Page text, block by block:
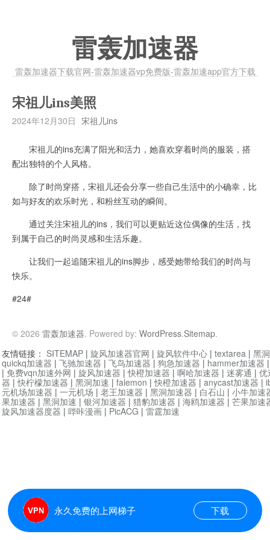
雷轰加速器
雷轰加速器下载官网-雷轰加速器vp免费版-雷轰加速app官方下载
宋祖儿ins美照
2024年12月30日 宋祖儿ins
宋祖儿的ins充满了阳光和活力，她喜欢穿着时尚的服装，搭
配出独特的个人风格。
除了时尚穿搭，宋祖儿还会分享一些自己生活中的小确幸，比
如与好友的欢乐时光，和粉丝互动的瞬间。
通过关注宋祖儿的ins，我们可以更贴近这位偶像的生活，找
到属于自己的时尚灵感和生活乐趣。
让我们一起追随宋祖儿的ins脚步，感受她带给我们的时尚与
快乐。
#24#
© 2026 雷轰加速器. Powered by: WordPress.Sitemap.
永久免费的上网梯子 下载
友情链接： SITEMAP | 旋风加速器官网 | 旋风软件中心 | textarea | 黑
quickq加速器 | 飞驰加速器 | 飞鸟加速器 | 狗急加速器 | hammer加速器
| 免费vqn加速外网 | 旋风加速器 |快橙加速器 | 啊哈加速器 | 迷雾通 | 优
器 |快柠檬加速器 | 黑洞加速 | falemon |快橙加速器 | anycast加速器 |
元机场加速器 | 一元机场 | 老王加速器 | 黑洞加速器 | 白石山 | 小牛加速
果加速器 | 黑洞加速 | 银河加速器 | 猎豹加速器 | 海鸥加速器 | 芒果加速
旋风加速器度器 | 哔咔漫画 | PicACG | 雷霆加速